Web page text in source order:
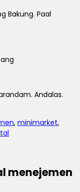
Bakung. Paal
Andalas.
, minimarket,
menejemen